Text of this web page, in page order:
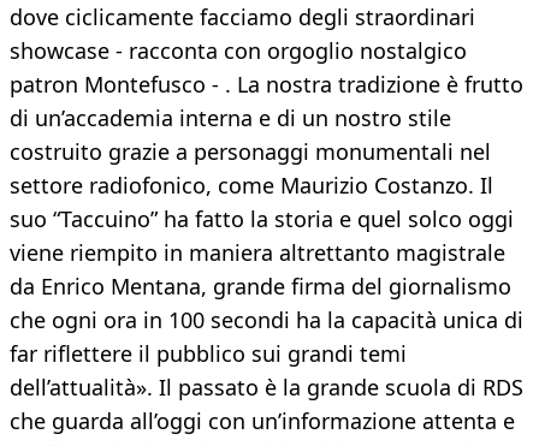
dove ciclicamente facciamo degli straordinari
showcase - racconta con orgoglio nostalgico
patron Montefusco - . La nostra tradizione è frutto
di un’accademia interna e di un nostro stile
costruito grazie a personaggi monumentali nel
settore radiofonico, come Maurizio Costanzo. Il
suo “Taccuino” ha fatto la storia e quel solco oggi
viene riempito in maniera altrettanto magistrale
da Enrico Mentana, grande firma del giornalismo
che ogni ora in 100 secondi ha la capacità unica di
far riflettere il pubblico sui grandi temi
dell’attualità». Il passato è la grande scuola di RDS
che guarda all’oggi con un’informazione attenta e